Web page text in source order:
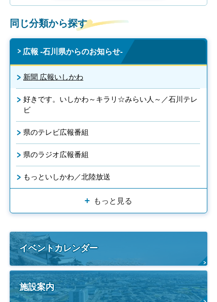
同じ分類から探す
広報 -石川県からのお知らせ-
新聞 広報いしかわ
好きです。いしかわ～キラリ☆みらい人～／石川テレ
ビ
県のテレビ広報番組
県のラジオ広報番組
もっといしかわ／北陸放送
もっと見る
イベントカレンダー
施設案内